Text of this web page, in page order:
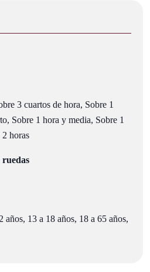
3 cuartos de hora, Sobre 1
Sobre 1 hora y media, Sobre 1
2 horas
ruedas
años, 13 a 18 años, 18 a 65 años,